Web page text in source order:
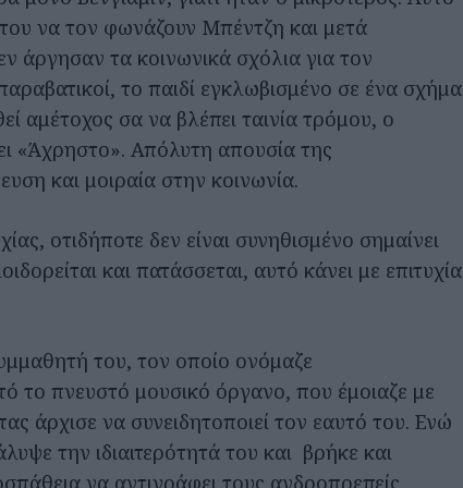
να τον φωνάζουν Μπέντζη και μετά
άργησαν τα κοινωνικά σχόλια για τον
το παιδί εγκλωβισμένο σε ένα σχήμα
αμέτοχος σα να βλέπει ταινία τρόμου, ο
«Άχρηστο». Απόλυτη απουσία της
και μοιραία στην κοινωνία.
οτιδήποτε δεν είναι συνηθισμένο σημαίνει
και πατάσσεται, αυτό κάνει με επιτυχία
του, τον οποίο ονόμαζε
το πνευστό μουσικό όργανο, που έμοιαζε με
άρχισε να συνειδητοποιεί τον εαυτό του. Ενώ
την ιδιαιτερότητά του και βρήκε και
να αντιγράφει τους ανδροπρεπείς